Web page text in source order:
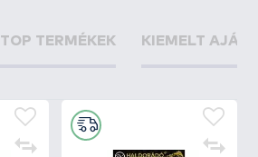
TOP TERMÉKEK KIEMELT